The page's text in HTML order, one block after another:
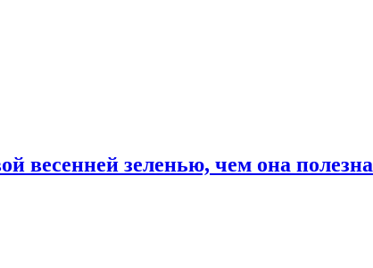
весенней зеленью, чем она полезна